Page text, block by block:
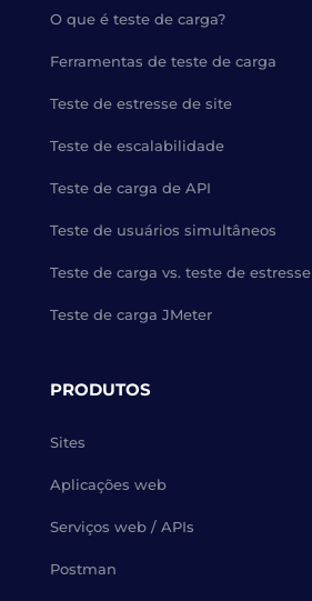
O que é teste de carga?
Ferramentas de teste de carga
Teste de estresse de site
Teste de escalabilidade
Teste de carga de API
Teste de usuários simultâneos
Teste de carga vs. teste de estresse
Teste de carga JMeter
PRODUTOS
Sites
Aplicações web
Serviços web / APIs
Postman